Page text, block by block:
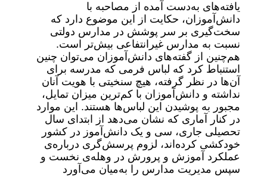
یافته‌های به‌دست آمده از مصاحبه با
دانش‌آموزان، حکایت از این موضوع دارد که
سخت‌گیری بر سر پوشش در مدارس دولتی
نسبت به مدارس غیرانتفاعی بیش‌تر است.
هم‌چنین از گفته‌های دانش‌آموزان می‌توان چنین
استنباط کرد که لباس فرمی که مدرسه برای
آن‌ها در نظر گرفته، هیچ سنخیتی با هویت آنان
نداشته و دانش‌آموزان با کم‌ترین میزان تمایل،
مجبور به پوشیدن این لباس‌ها هستند. این موارد
در کنار آماری که نشان می‌دهد از ابتدای سال
تحصیلی جاری، سی و یک دانش‌آموز در کشور
خودکشی کرده‌اند، لزوم پرسش‌گری درباره‌ی
عملکرد آموزش و پرورش در وهله‌ی نخست و
سپس مدیریت مدارس را به‌میان می‌آورد